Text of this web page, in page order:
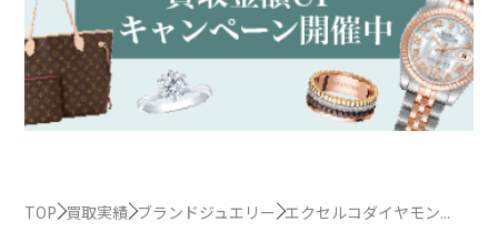
TOP 買取実績 ブランドジュエリー エクセルコダイヤモン...